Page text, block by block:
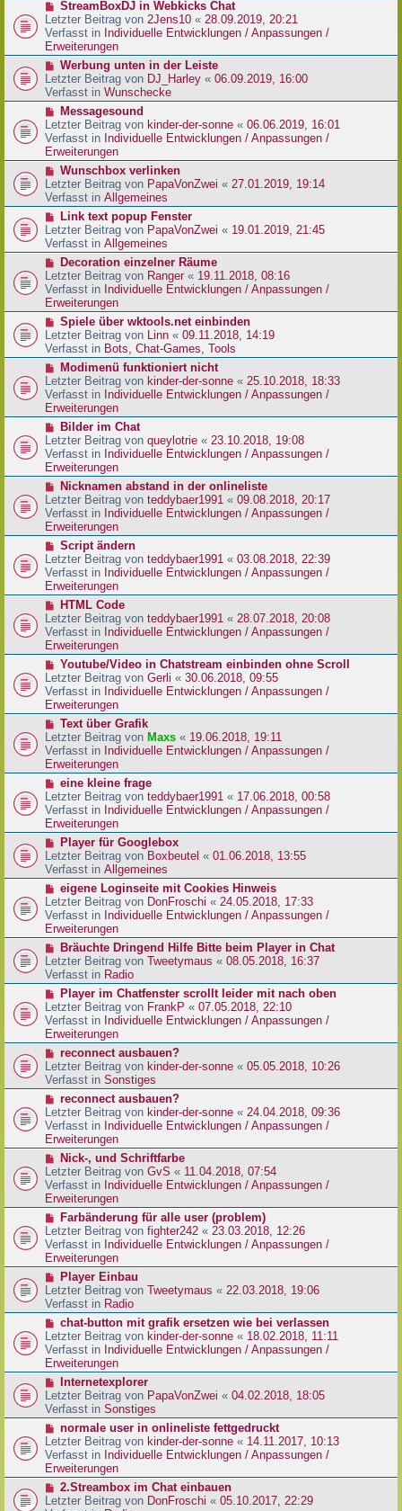
r
a
g
r
B
e
i
r
a
g
N
e
u
e
r
B
e
i
r
a
g
StreamBoxDJ in Webkicks Chat
Letzter Beitrag von 2Jens10 « 28.09.2019, 20:21
Verfasst in Individuelle Entwicklungen / Anpassungen /
Erweiterungen
N
e
u
e
r
B
e
i
r
a
g
Werbung unten in der Leiste
Letzter Beitrag von DJ_Harley « 06.09.2019, 16:00
Verfasst in Wunschecke
N
e
u
e
r
B
e
i
r
a
g
Messagesound
Letzter Beitrag von kinder-der-sonne « 06.06.2019, 16:01
Verfasst in Individuelle Entwicklungen / Anpassungen /
Erweiterungen
N
e
u
e
r
B
e
t
r
a
g
Wunschbox verlinken
Letzter Beitrag von PapaVonZwei « 27.01.2019, 19:14
Verfasst in Allgemeines
N
e
u
e
r
B
e
i
r
a
g
Link text popup Fenster
Letzter Beitrag von PapaVonZwei « 19.01.2019, 21:45
Verfasst in Allgemeines
N
e
u
e
r
B
e
i
r
a
g
Decoration einzelner Räume
Letzter Beitrag von Ranger « 19.11.2018, 08:16
Verfasst in Individuelle Entwicklungen / Anpassungen /
Erweiterungen
N
e
u
e
r
B
e
i
r
a
g
Spiele über wktools.net einbinden
Letzter Beitrag von Linn « 09.11.2018, 14:19
Verfasst in Bots, Chat-Games, Tools
N
e
u
e
r
B
e
i
t
a
g
Modimenü funktioniert nicht
Letzter Beitrag von kinder-der-sonne « 25.10.2018, 18:33
Verfasst in Individuelle Entwicklungen / Anpassungen /
Erweiterungen
N
e
u
e
r
B
e
i
t
a
g
Bilder im Chat
Letzter Beitrag von queylotrie « 23.10.2018, 19:08
Verfasst in Individuelle Entwicklungen / Anpassungen /
Erweiterungen
N
e
u
e
r
B
e
i
t
a
g
Nicknamen abstand in der onlineliste
Letzter Beitrag von teddybaer1991 « 09.08.2018, 20:17
Verfasst in Individuelle Entwicklungen / Anpassungen /
Erweiterungen
N
e
u
e
r
B
e
i
t
a
g
Script ändern
Letzter Beitrag von teddybaer1991 « 03.08.2018, 22:39
Verfasst in Individuelle Entwicklungen / Anpassungen /
Erweiterungen
N
e
u
e
r
B
e
i
t
a
g
HTML Code
Letzter Beitrag von teddybaer1991 « 28.07.2018, 20:08
Verfasst in Individuelle Entwicklungen / Anpassungen /
Erweiterungen
N
e
u
e
r
B
e
i
t
a
g
Youtube/Video in Chatstream einbinden ohne Scroll
Letzter Beitrag von Gerli « 30.06.2018, 09:55
Verfasst in Individuelle Entwicklungen / Anpassungen /
Erweiterungen
N
e
u
e
r
B
e
i
t
a
g
Text über Grafik
Letzter Beitrag von Maxs « 19.06.2018, 19:11
Verfasst in Individuelle Entwicklungen / Anpassungen /
Erweiterungen
N
e
u
e
r
B
e
i
r
a
g
eine kleine frage
Letzter Beitrag von teddybaer1991 « 17.06.2018, 00:58
Verfasst in Individuelle Entwicklungen / Anpassungen /
Erweiterungen
N
e
u
e
r
B
e
i
r
a
g
Player für Googlebox
Letzter Beitrag von Boxbeutel « 01.06.2018, 13:55
Verfasst in Allgemeines
N
e
u
e
r
B
e
i
r
a
g
eigene Loginseite mit Cookies Hinweis
Letzter Beitrag von DonFroschi « 24.05.2018, 17:33
Verfasst in Individuelle Entwicklungen / Anpassungen /
Erweiterungen
N
e
u
e
r
B
e
i
r
a
g
Bräuchte Dringend Hilfe Bitte beim Player in Chat
Letzter Beitrag von Tweetymaus « 08.05.2018, 16:37
Verfasst in Radio
N
e
u
e
r
B
e
i
r
a
g
Player im Chatfenster scrollt leider mit nach oben
Letzter Beitrag von FrankP « 07.05.2018, 22:10
Verfasst in Individuelle Entwicklungen / Anpassungen /
Erweiterungen
N
e
u
e
r
B
e
i
r
a
g
reconnect ausbauen?
Letzter Beitrag von kinder-der-sonne « 05.05.2018, 10:26
Verfasst in Sonstiges
N
e
u
e
r
B
e
i
t
a
g
reconnect ausbauen?
Letzter Beitrag von kinder-der-sonne « 24.04.2018, 09:36
Verfasst in Individuelle Entwicklungen / Anpassungen /
Erweiterungen
N
e
u
e
r
B
e
i
t
a
g
Nick-, und Schriftfarbe
Letzter Beitrag von GvS « 11.04.2018, 07:54
Verfasst in Individuelle Entwicklungen / Anpassungen /
Erweiterungen
N
e
u
e
r
B
e
i
r
a
g
Farbänderung für alle user (problem)
Letzter Beitrag von fighter242 « 23.03.2018, 12:26
Verfasst in Individuelle Entwicklungen / Anpassungen /
Erweiterungen
N
e
u
e
r
B
e
i
r
a
g
Player Einbau
Letzter Beitrag von Tweetymaus « 22.03.2018, 19:06
Verfasst in Radio
N
e
u
e
r
B
e
i
r
a
g
chat-button mit grafik ersetzen wie bei verlassen
Letzter Beitrag von kinder-der-sonne « 18.02.2018, 11:11
Verfasst in Individuelle Entwicklungen / Anpassungen /
Erweiterungen
N
e
u
e
r
B
e
i
r
Internetexplorer
Letzter Beitrag von PapaVonZwei « 04.02.2018, 18:05
Verfasst in Sonstiges
N
e
u
e
r
B
e
normale user in onlineliste fettgedruckt
Letzter Beitrag von kinder-der-sonne « 14.11.2017, 10:13
Verfasst in Individuelle Entwicklungen / Anpassungen /
Erweiterungen
N
e
2.Streambox im Chat einbauen
Letzter Beitrag von DonFroschi « 05.10.2017, 22:29